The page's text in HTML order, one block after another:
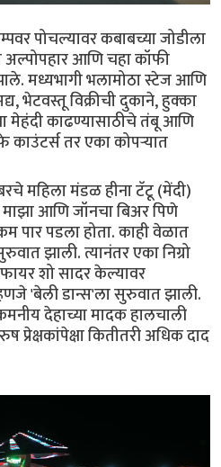
पोचल्यावर कबाबच्या जोडीला
आणि चहा कॉफी
मध्यभागी भलामोठा स्टेज आणि
भेटवस्तू विक्रीची दुकाने, हुक्का
मेहंदी काढण्यासाठीचे तंबू आणि
काउंटर्स तर एका कोपऱ्यात
महिला मंडळ हीना टॅटू (मेंदी)
आणि जॉनचा बिअर पिणे
पार पडला होता. काही वेळात
झाली. त्यानंतर एका निग्रो
शो सादर केल्यावर
'बेली डान्स'ला सुरुवात झाली.
देहाच्या मादक हालचाली
प्रेक्षकांपेक्षा कितीतरी अधिक दाद